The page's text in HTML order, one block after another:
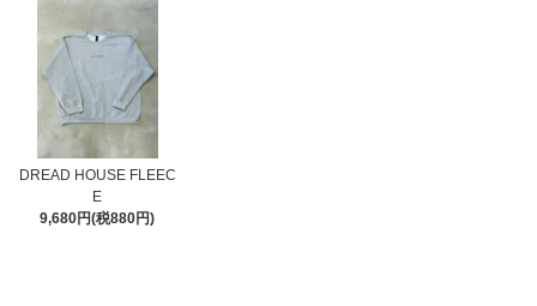
DREAD HOUSE FLEEC
E
9,680円(税880円)